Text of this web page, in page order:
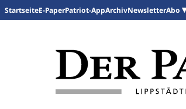
StartseiteE-PaperPatriot-AppArchivNewsletterAbo